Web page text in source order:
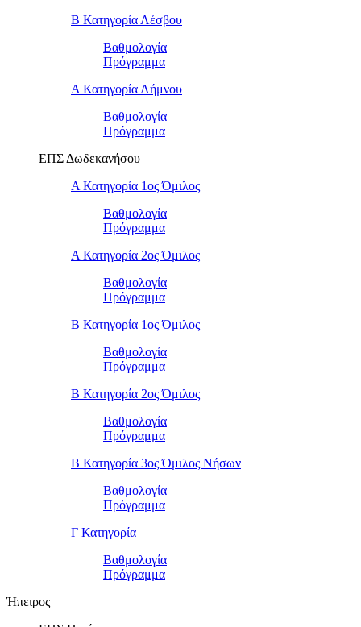
B Κατηγορία Λέσβου
Βαθμολογία
Πρόγραμμα
Α Κατηγορία Λήμνου
Βαθμολογία
Πρόγραμμα
ΕΠΣ Δωδεκανήσου
Α Κατηγορία 1ος Όμιλος
Βαθμολογία
Πρόγραμμα
Α Κατηγορία 2ος Όμιλος
Βαθμολογία
Πρόγραμμα
Β Κατηγορία 1ος Όμιλος
Βαθμολογία
Πρόγραμμα
Β Κατηγορία 2ος Όμιλος
Βαθμολογία
Πρόγραμμα
Β Κατηγορία 3ος Όμιλος Νήσων
Βαθμολογία
Πρόγραμμα
Γ Κατηγορία
Βαθμολογία
Πρόγραμμα
Ήπειρος